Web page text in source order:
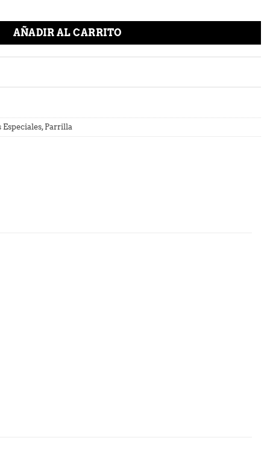
AÑADIR AL CARRITO
Especiales, Parrilla